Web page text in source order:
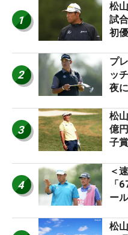
1
松
試
初
2
プ
ッ
夜
3
松
億
子
4
＜
「
ー
松